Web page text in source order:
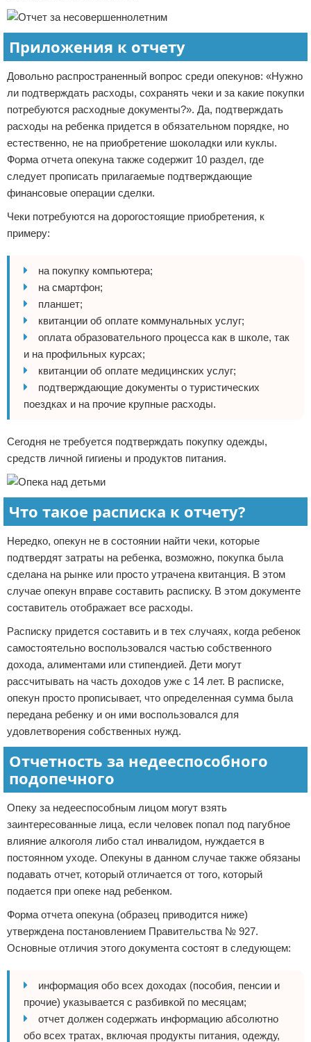
Приложения к отчету
Довольно распространенный вопрос среди опекунов: «Нужно
ли подтверждать расходы, сохранять чеки и за какие покупки
потребуются расходные документы?». Да, подтверждать
расходы на ребенка придется в обязательном порядке, но
естественно, не на приобретение шоколадки или куклы.
Форма отчета опекуна также содержит 10 раздел, где
следует прописать прилагаемые подтверждающие
финансовые операции сделки.
Чеки потребуются на дорогостоящие приобретения, к
примеру:
на покупку компьютера;
на смартфон;
планшет;
квитанции об оплате коммунальных услуг;
оплата образовательного процесса как в школе, так
и на профильных курсах;
квитанции об оплате медицинских услуг;
подтверждающие документы о туристических
поездках и на прочие крупные расходы.
Сегодня не требуется подтверждать покупку одежды,
средств личной гигиены и продуктов питания.
Что такое расписка к отчету?
Нередко, опекун не в состоянии найти чеки, которые
подтвердят затраты на ребенка, возможно, покупка была
сделана на рынке или просто утрачена квитанция. В этом
случае опекун вправе составить расписку. В этом документе
составитель отображает все расходы.
Расписку придется составить и в тех случаях, когда ребенок
самостоятельно воспользовался частью собственного
дохода, алиментами или стипендией. Дети могут
рассчитывать на часть доходов уже с 14 лет. В расписке,
опекун просто прописывает, что определенная сумма была
передана ребенку и он ими воспользовался для
удовлетворения собственных нужд.
Отчетность за недееспособного
подопечного
Опеку за недееспособным лицом могут взять
заинтересованные лица, если человек попал под пагубное
влияние алкоголя либо стал инвалидом, нуждается в
постоянном уходе. Опекуны в данном случае также обязаны
подавать отчет, который отличается от того, который
подается при опеке над ребенком.
Форма отчета опекуна (образец приводится ниже)
утверждена постановлением Правительства № 927.
Основные отличия этого документа состоят в следующем:
информация обо всех доходах (пособия, пенсии и
прочие) указывается с разбивкой по месяцам;
отчет должен содержать информацию абсолютно
обо всех тратах, включая продукты питания, одежду,